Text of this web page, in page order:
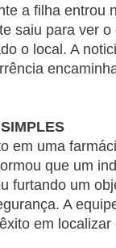
a filha entrou
saiu para ver o
o local. A
em uma
que um
furtando um
A
em localizar